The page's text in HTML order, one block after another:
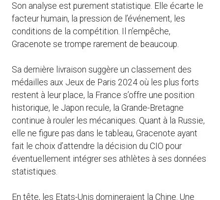
Son analyse est purement statistique. Elle écarte le
facteur humain, la pression de l’événement, les
conditions de la compétition. Il n’empêche,
Gracenote se trompe rarement de beaucoup.
Sa dernière livraison suggère un classement des
médailles aux Jeux de Paris 2024 où les plus forts
restent à leur place, la France s’offre une position
historique, le Japon recule, la Grande-Bretagne
continue à rouler les mécaniques. Quant à la Russie,
elle ne figure pas dans le tableau, Gracenote ayant
fait le choix d’attendre la décision du CIO pour
éventuellement intégrer ses athlètes à ses données
statistiques.
En tête, les Etats-Unis domineraient la Chine. Une